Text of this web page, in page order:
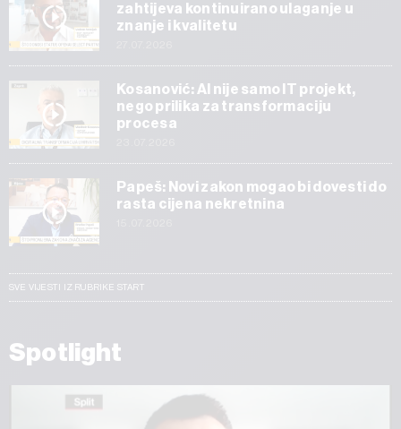
zahtijeva kontinuirano ulaganje u
znanje i kvalitetu
Kosanović: AI nije samo IT projekt,
nego prilika za transformaciju
procesa
Papeš: Novi zakon mogao bi dovesti do
rasta cijena nekretnina
SVE VIJESTI IZ RUBRIKE START
Spotlight